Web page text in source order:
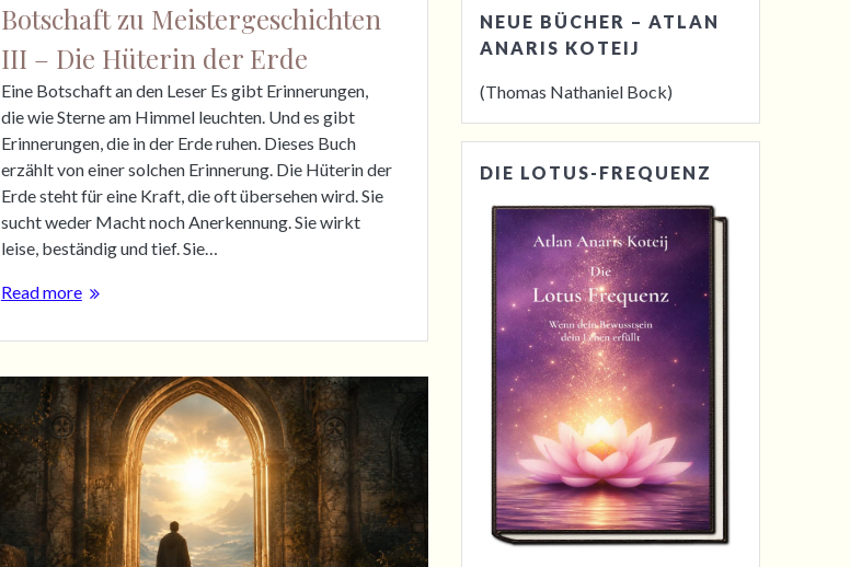
Botschaft zu Meistergeschichten
III – Die Hüterin der Erde
Eine Botschaft an den Leser Es gibt Erinnerungen,
die wie Sterne am Himmel leuchten. Und es gibt
Erinnerungen, die in der Erde ruhen. Dieses Buch
erzählt von einer solchen Erinnerung. Die Hüterin der
Erde steht für eine Kraft, die oft übersehen wird. Sie
sucht weder Macht noch Anerkennung. Sie wirkt
leise, beständig und tief. Sie…
Read more
NEUE BÜCHER – ATLAN
ANARIS KOTEIJ
(Thomas Nathaniel Bock)
DIE LOTUS-FREQUENZ